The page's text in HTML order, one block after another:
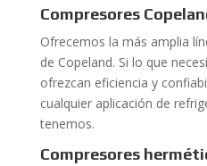
Compresores
Ofrecemos la más amplia
de Copeland. Si lo que
ofrezcan eficiencia y
cualquier aplicación de
tenemos.
Compresores